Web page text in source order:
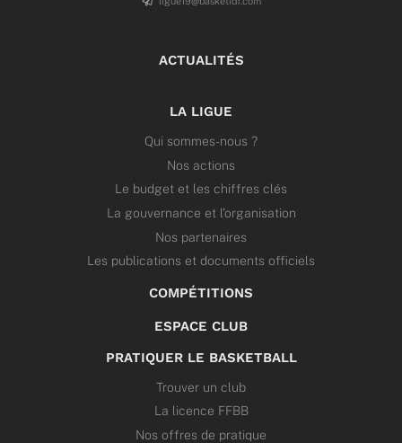
ACTUALITÉS
LA LIGUE
Qui sommes-nous ?
Nos actions
Le budget et les chiffres clés
La gouvernance et l’organisation
Nos partenaires
Les publications et documents officiels
COMPÉTITIONS
ESPACE CLUB
PRATIQUER LE BASKETBALL
Trouver un club
La licence FFBB
Nos offres de pratique